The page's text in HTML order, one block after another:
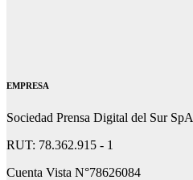
EMPRESA
Sociedad Prensa Digital del Sur SpA
RUT: 78.362.915 - 1
Cuenta Vista N°78626084